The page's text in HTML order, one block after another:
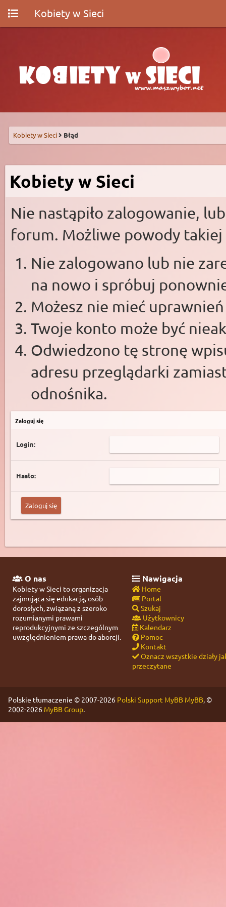
Kobiety w Sieci
Kobiety w Sieci Błąd
Kobiety w Sieci
Nie nastąpiło zalogowanie,
forum. Możliwe powody takiej
Nie zalogowano lub nie
na nowo i spróbuj
Możesz nie mieć
Twoje konto może być
Odwiedzono tę stronę
adresu przeglądarki
odnośnika.
Zaloguj się
Login:
Hasło:
O nas
Kobiety w Sieci to organizacja
zajmująca się edukacją, osób
dorosłych, związaną z szeroko
rozumianymi prawami
reprodukcyjnymi ze szczególnym
uwzględnieniem prawa do aborcji.
Nawigacja
Home
Portal
Szukaj
Użytkownicy
Kalendarz
Pomoc
Kontakt
Oznacz wszystkie działy
przeczytane
Polskie tłumaczenie © 2007-2026 Polski Support MyBB MyBB, ©
2002-2026 MyBB Group.